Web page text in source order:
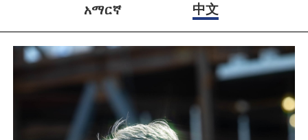
አማርኛ
中文